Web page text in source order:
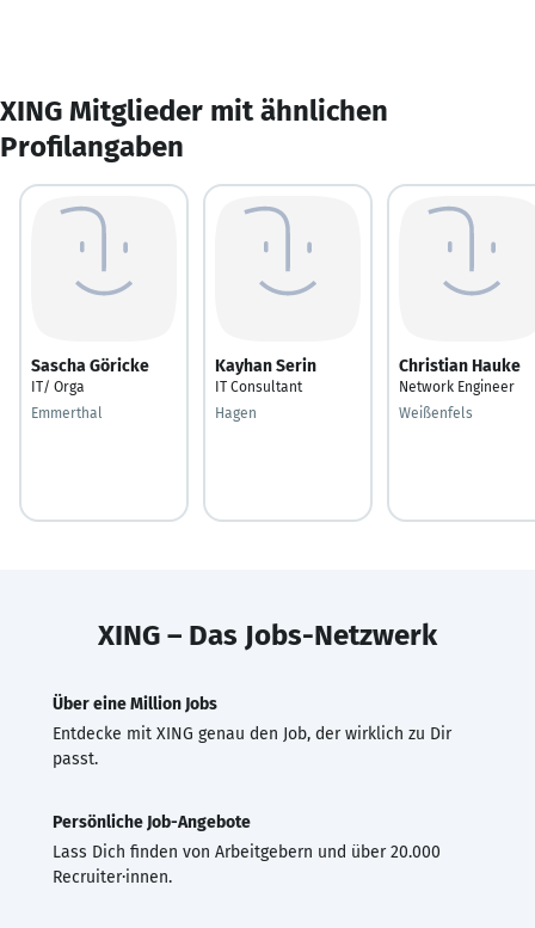
XING Mitglieder mit ähnlichen
Profilangaben
Sascha Göricke
IT/ Orga
Emmerthal
Kayhan Serin
IT Consultant
Hagen
Christian Hauke
Network Engineer
Weißenfels
XING – Das Jobs-Netzwerk
Über eine Million Jobs
Entdecke mit XING genau den Job, der wirklich zu Dir
passt.
Persönliche Job-Angebote
Lass Dich finden von Arbeitgebern und über 20.000
Recruiter·innen.